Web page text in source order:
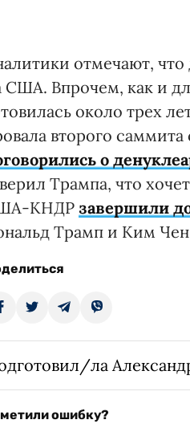
отмечают, что
США. Впрочем, как и
около трех
второго
о
Трампа, что
КНДРзавершили
Трамп и Ким
ла
ошибку?